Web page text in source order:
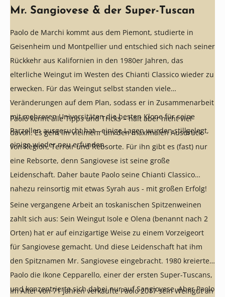
Mr. Sangiovese & der Super-Tuscan
Paolo de Marchi kommt aus dem Piemont, studierte in
Geisenheim und Montpellier und entschied sich nach seiner
Rückkehr aus Kalifornien in den 1980er Jahren, das
elterliche Weingut im Westen des Chianti Classico wieder zu
erwecken. Für das Weingut selbst standen viele
Veränderungen auf dem Plan, sodass er in Zusammenarbeit
mit mehreren Universitäten die besten Klone für seine
Parzellen ausgesucht hat - einige Lagen wurden stillgelegt,
einige wieder neu erfunden.
Paolo kennt alle Tipps und Tricks – hält aber nicht viel
davon. Es geht im vielmehr um den maximalen Ausdruck
von Region, Terroir und Rebsorte. Für ihn gibt es (fast) nur
eine Rebsorte, denn Sangiovese ist seine große
Leidenschaft. Daher baute Paolo seine Chianti Classico
nahezu reinsortig mit etwas Syrah aus - mit großen Erfolg!
Seine vergangene Arbeit an toskanischen Spitzenweinen
zahlt sich aus: Sein Weingut Isole e Olena (benannt nach 2
Orten) hat er auf einzigartige Weise zu einem Vorzeigeort
für Sangiovese gemacht. Und diese Leidenschaft hat ihm
den Spitznamen Mr. Sangiovese eingebracht. 1980 kreierte
Paolo die Ikone Cepparello, einer der ersten Super-Tuscans,
und konzentrierte sich dabei nur auf Sangiovese. Aber Paolo
Im Alter von 71 Jahren verkaufte Paolo 2017 sein Weingut an